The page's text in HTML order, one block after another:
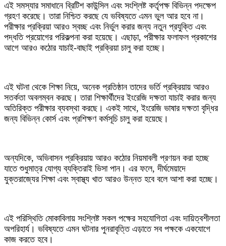
‎এই সমস্যার সমাধানে ব্রিটিশ কাউন্সিল এবং সংশ্লিষ্ট কর্তৃপক্ষ বিভিন্ন পদক্ষেপ
গ্রহণ করেছে। তারা নিশ্চিত করছে যে ভবিষ্যতে এমন ভুল আর হবে না।
পরীক্ষার প্রক্রিয়া আরও স্বচ্ছ এবং নির্ভুল করার জন্য নতুন প্রযুক্তি এবং
পদ্ধতি প্রয়োগের পরিকল্পনা করা হয়েছে। এছাড়া, পরীক্ষার ফলাফল প্রকাশের
আগে আরও কঠোর যাচাই-বাছাই প্রক্রিয়া চালু করা হচ্ছে।
‎এই ঘটনা থেকে শিক্ষা নিয়ে, অনেক প্রতিষ্ঠান তাদের ভর্তি প্রক্রিয়ায় আরও
সতর্কতা অবলম্বন করছে। তারা শিক্ষার্থীদের ইংরেজি দক্ষতা যাচাই করার জন্য
অতিরিক্ত পরীক্ষার ব্যবস্থা করছে। একই সাথে, ইংরেজি ভাষার দক্ষতা বৃদ্ধির
জন্য বিভিন্ন কোর্স এবং প্রশিক্ষণ কর্মসূচি চালু করা হয়েছে।
‎অন্যদিকে, অভিবাসন প্রক্রিয়ায় আরও কঠোর নিয়মাবলী প্রণয়ন করা হচ্ছে
যাতে শুধুমাত্র যোগ্য ব্যক্তিরাই ভিসা পান। এর ফলে, দীর্ঘমেয়াদে
যুক্তরাজ্যের শিক্ষা এবং স্বাস্থ্য খাত আরও উন্নত হবে বলে আশা করা হচ্ছে।
‎এই পরিস্থিতি মোকাবিলায় সংশ্লিষ্ট সকল পক্ষের সহযোগিতা এবং দায়িত্বশীলতা
অপরিহার্য। ভবিষ্যতে এমন ঘটনার পুনরাবৃত্তি এড়াতে সব পক্ষকে একযোগে
কাজ করতে হবে।